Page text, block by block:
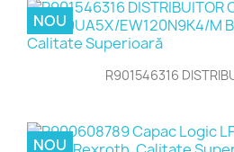
R901546316
NOU
NOU